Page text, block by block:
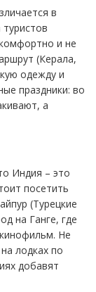
в
и не
(Керала,
одежду и
праздники: во
а
Индия – это
посетить
(Турецкие
на Ганге, где
Не
лодках по
добавят